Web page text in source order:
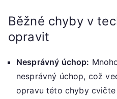
Běžné chyby v
opravit
Nesprávný úchop:
nesprávný úchop, což
opravu této chyby